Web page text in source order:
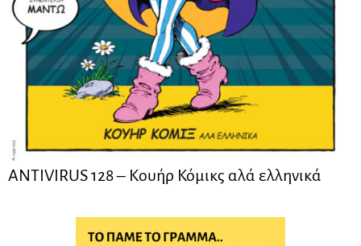
ANTIVIRUS 128 – Kουήρ Κόμικς αλά ελληνικά